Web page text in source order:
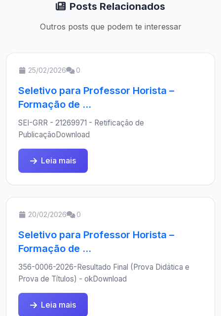
Posts Relacionados
Outros posts que podem te interessar
25/02/2026 0
Seletivo para Professor Horista –
Formação de ...
SEI-GRR - 21269971 - Retificação de
PublicaçãoDownload
Leia mais
20/02/2026 0
Seletivo para Professor Horista –
Formação de ...
356-0006-2026-Resultado Final (Prova Didática e
Prova de Títulos) - okDownload
Leia mais